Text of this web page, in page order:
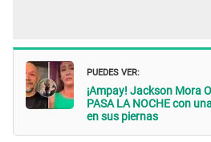
PUEDES VER:
¡Ampay! Jackson Mora
PASA LA NOCHE con
en sus piernas